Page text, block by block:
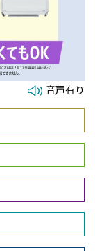
音声有り